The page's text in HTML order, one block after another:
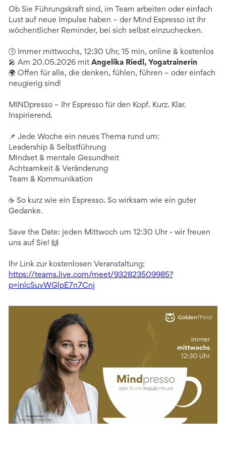
Ob Sie Führungskraft sind, im Team arbeiten oder einfach
Lust auf neue Impulse haben – der Mind Espresso ist Ihr
wöchentlicher Reminder, bei sich selbst einzuchecken.
🕒 Immer mittwochs, 12:30 Uhr, 15 min, online & kostenlos
🎤 Am 20.05.2026 mit Angelika Riedl, Yogatrainerin
🌍 Offen für alle, die denken, fühlen, führen – oder einfach
neugierig sind!
MINDpresso – Ihr Espresso für den Kopf. Kurz. Klar.
Inspirierend.
📌 Jede Woche ein neues Thema rund um:
Leadership & Selbstführung
Mindset & mentale Gesundheit
Achtsamkeit & Veränderung
Team & Kommunikation
☕ So kurz wie ein Espresso. So wirksam wie ein guter
Gedanke.
Save the Date: jeden Mittwoch um 12:30 Uhr - wir freuen
uns auf Sie! 🙌
Ihr Link zur kostenlosen Veranstaltung:
https://teams.live.com/meet/932823509985?
p=inlcSuvWGlpE7n7Cnj